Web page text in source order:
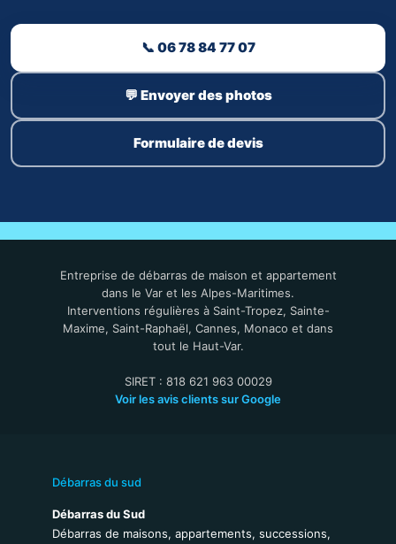
📞 06 78 84 77 07
💬 Envoyer des photos
Formulaire de devis
Entreprise de débarras de maison et appartement
dans le Var et les Alpes-Maritimes.
Interventions régulières à Saint-Tropez, Sainte-
Maxime, Saint-Raphaël, Cannes, Monaco et dans
tout le Haut-Var.
SIRET : 818 621 963 00029
Voir les avis clients sur Google
Débarras du sud
Débarras du Sud
Débarras de maisons, appartements, successions,